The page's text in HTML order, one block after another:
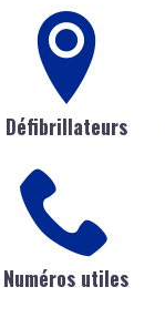
Défibrillateurs
Numéros utiles